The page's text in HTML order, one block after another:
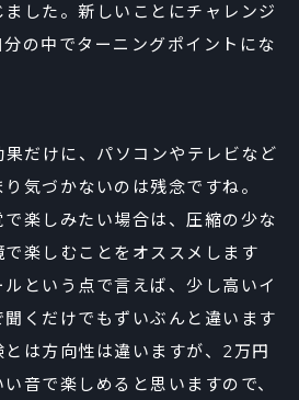
した。新しいことにチャレンジ
の中でターニングポイントにな
果だけに、パソコンやテレビなど
気づかないのは残念ですね。
楽しみたい場合は、圧縮の少な
楽しむことをオススメします
という点で言えば、少し高いイ
くだけでもずいぶんと違います
は方向性は違いますが、2万円
音で楽しめると思いますので、